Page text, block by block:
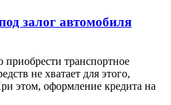
залог автомобиля
приобрести транспортное
не хватает для этого,
этом, оформление кредита на